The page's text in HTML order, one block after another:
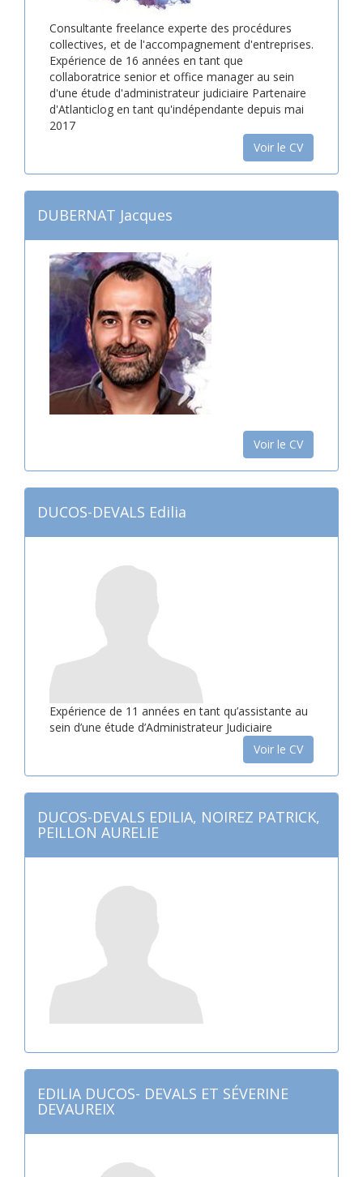
Consultante freelance experte des procédures
collectives, et de l'accompagnement d'entreprises.
Expérience de 16 années en tant que
collaboratrice senior et office manager au sein
d'une étude d'administrateur judiciaire Partenaire
d'Atlanticlog en tant qu'indépendante depuis mai
2017
Voir le CV
DUBERNAT Jacques
Voir le CV
DUCOS-DEVALS Edilia
Expérience de 11 années en tant qu’assistante au
sein d’une étude d’Administrateur Judiciaire
Voir le CV
DUCOS-DEVALS EDILIA, NOIREZ PATRICK,
PEILLON AURELIE
EDILIA DUCOS- DEVALS ET SÉVERINE
DEVAUREIX